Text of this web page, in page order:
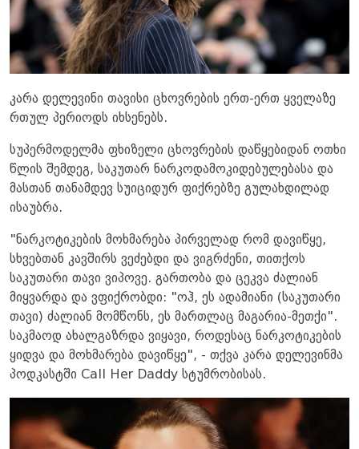
კარა დელევინი თავისი ცხოვრების ერთ-ერთ ყველაზე
რთულ პერიოდს იხსენებს.
სუპერმოდელმა ფხიზელი ცხოვრების დაწყებიდან ოთხი
წლის შემდეგ, საკუთარ ნარკოდამოკიდებულებასა და
მასთან თანამდევ სუიციდურ ფიქრებზე გულახდილად
ისაუბრა.
"ნარკოტიკების მოხმარება პირველად რომ დავიწყე,
სხვებთან კავშირს ვეძებდი და ვიგრძენი, თითქოს
საკუთარი თავი ვიპოვე. გართობა და ცეკვა ძალიან
მიყვარდა და ვფიქრობდი: "ოჰ, ეს ადამიანი (საკუთარი
თავი) ძალიან მომწონს, ეს მართლაც მაგარია-მეთქი".
საკმაოდ ახალგაზრდა ვიყავი, როდესაც ნარკოტიკების
ყიდვა და მოხმარება დავიწყე", - თქვა კარა დელევინმა
პოდკასტში Call Her Daddy სტუმრობისას.